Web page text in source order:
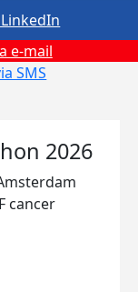
e-mail
SMS
2026
cancer